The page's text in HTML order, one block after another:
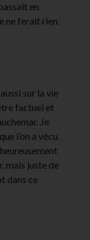
en
ne ferait rien.
sur la vie
factuel et
Je
l’on a vécu.
mais juste de
dans ce